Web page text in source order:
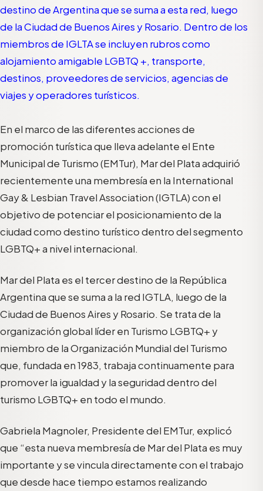
destino de Argentina que se suma a esta red, luego
de la Ciudad de Buenos Aires y Rosario. Dentro de los
miembros de IGLTA se incluyen rubros como
alojamiento amigable LGBTQ +, transporte,
destinos, proveedores de servicios, agencias de
viajes y operadores turísticos.
En el marco de las diferentes acciones de
promoción turística que lleva adelante el Ente
Municipal de Turismo (EMTur), Mar del Plata adquirió
recientemente una membresía en la International
Gay & Lesbian Travel Association (IGTLA) con el
objetivo de potenciar el posicionamiento de la
ciudad como destino turístico dentro del segmento
LGBTQ+ a nivel internacional.
Mar del Plata es el tercer destino de la República
Argentina que se suma a la red IGTLA, luego de la
Ciudad de Buenos Aires y Rosario. Se trata de la
organización global líder en Turismo LGBTQ+ y
miembro de la Organización Mundial del Turismo
que, fundada en 1983, trabaja continuamente para
promover la igualdad y la seguridad dentro del
turismo LGBTQ+ en todo el mundo.
Gabriela Magnoler, Presidente del EMTur, explicó
que “esta nueva membresía de Mar del Plata es muy
importante y se vincula directamente con el trabajo
que desde hace tiempo estamos realizando